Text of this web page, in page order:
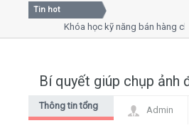
Home
Giới thiệu
Tin hot
Khóa học kỹ năng bán hàng chuyên
Bí quyết giúp chụp ảnh
Thông tin tổng
Admin